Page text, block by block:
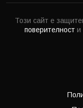
Този сайт е
поверителност и